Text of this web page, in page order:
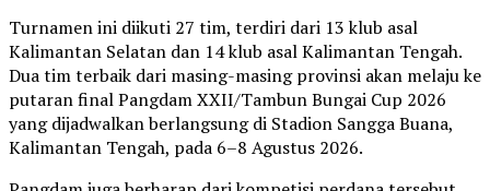
Turnamen ini diikuti 27 tim, terdiri dari 13 klub asal
Kalimantan Selatan dan 14 klub asal Kalimantan Tengah.
Dua tim terbaik dari masing-masing provinsi akan melaju ke
putaran final Pangdam XXII/Tambun Bungai Cup 2026
yang dijadwalkan berlangsung di Stadion Sangga Buana,
Kalimantan Tengah, pada 6–8 Agustus 2026.